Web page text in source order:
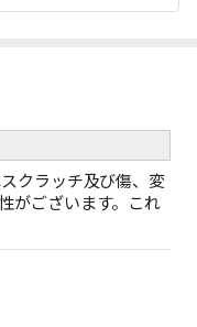
クラッチ及び傷、変
がございます。これ